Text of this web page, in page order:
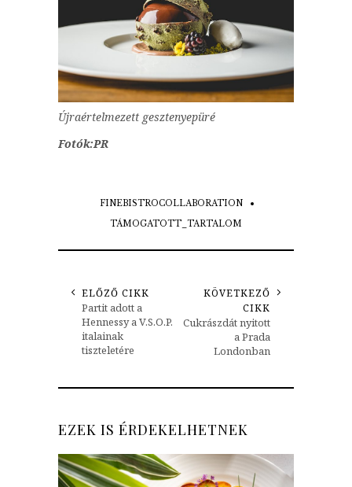
Újraértelmezett gesztenyepüré
Fotók:PR
FINEBISTROCOLLABORATION
TÁMOGATOTT_TARTALOM
ELŐZŐ CIKK
Partit adott a
Hennessy a V.S.O.P.
italainak
tiszteletére
KÖVETKEZŐ
CIKK
Cukrászdát nyitott
a Prada
Londonban
EZEK IS ÉRDEKELHETNEK